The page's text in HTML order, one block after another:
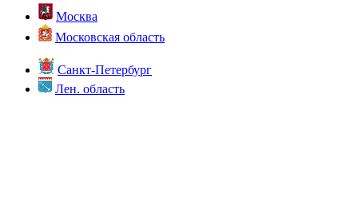
Москва
Московская область
Санкт-Петербург
Лен. область